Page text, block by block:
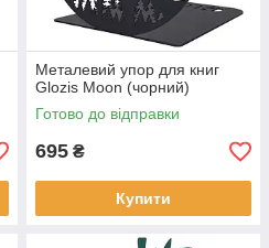
Металевий упор для книг
Glozis Moon (чорний)
Готово до відправки
695 ₴
Купити